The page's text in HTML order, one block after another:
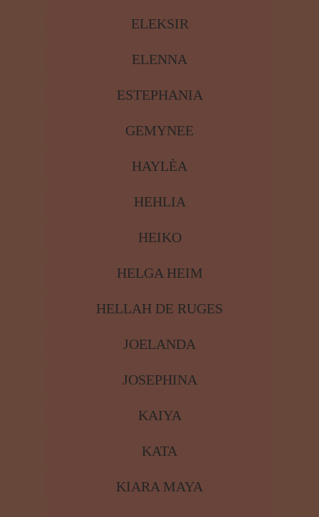
ELEKSIR
ELENNA
ESTEPHANIA
GEMYNEE
HAYLÈA
HEHLIA
HEIKO
HELGA HEIM
HELLAH DE RUGES
JOELANDA
JOSEPHINA
KAIYA
KATA
KIARA MAYA